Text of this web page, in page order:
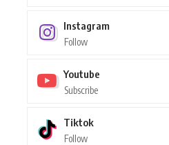
Instagram
Follow
Youtube
Subscribe
Tiktok
Follow